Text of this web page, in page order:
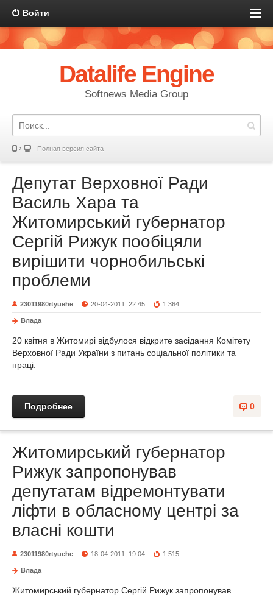
Войти
Datalife Engine
Softnews Media Group
Полная версия сайта
Депутат Верховної Ради
Василь Хара та
Житомирський губернатор
Сергій Рижук пообіцяли
вирішити чорнобильські
проблеми
23011980rtyuehe 20-04-2011, 22:45 1 364
Влада
20 квітня в Житомирі відбулося відкрите засідання Комітету
Верховної Ради України з питань соціальної політики та
праці.
0
Подробнее
Житомирський губернатор
Рижук запропонував
депутатам відремонтувати
ліфти в обласному центрі за
власні кошти
23011980rtyuehe 18-04-2011, 19:04 1 515
Влада
Житомирський губернатор Сергій Рижук запропонував